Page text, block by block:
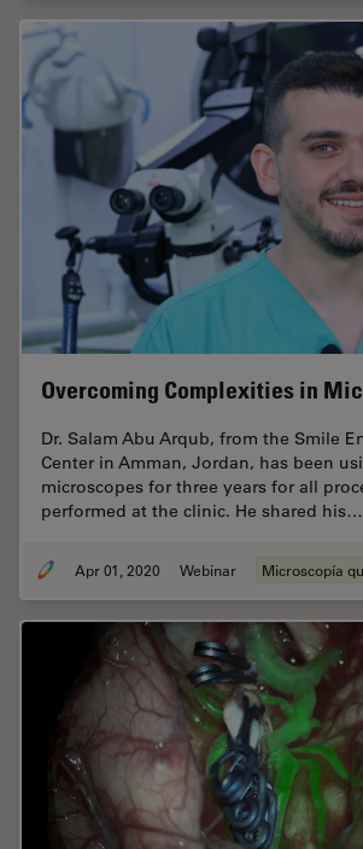
Overcoming Complexities in
Dr. Salam Abu Arqub, from the Smile
Center in Amman, Jordan, has been
microscopes for three years for all
performed at the clinic. He shared his…
Apr 01, 2020 Webinar Microscopía